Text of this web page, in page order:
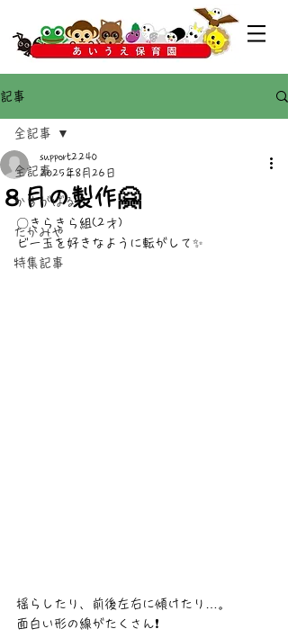
記事
全記事
かすがばる
たかみや
特集記事
全記事
８月の製作🤗
support2240
2025年8月26日
〇きらきら組(2才)
ビー玉を好きなように転がして✨
揺らしたり、前後左右に傾けたり…。
面白い形の線がたくさん❗